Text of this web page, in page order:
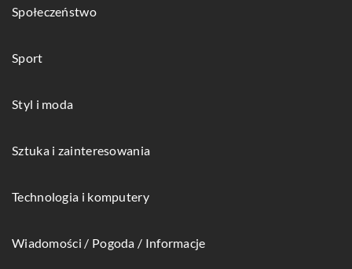
Społeczeństwo
Sport
Styl i moda
Sztuka i zainteresowania
Technologia i komputery
Wiadomości / Pogoda / Informacje